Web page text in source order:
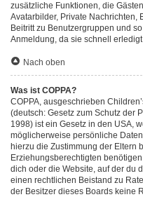
zusätzliche Funktionen, die
Avatarbilder, Private Nachrichten,
Beitritt zu Benutzergruppen und
Anmeldung, da sie schnell
Nach oben
Was ist COPPA?
COPPA, ausgeschrieben
(deutsch: Gesetz zum Schutz der
1998) ist ein Gesetz in den USA,
möglicherweise persönliche
hierzu die Zustimmung der Eltern
Erziehungsberechtigten
dich oder die Website, auf der du
einen rechtlichen Beistand zu
der Besitzer dieses Boards keine